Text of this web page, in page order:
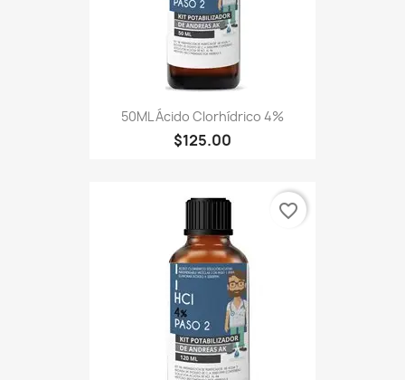
50ML Ácido Clorhídrico 4%
$125.00
favorite_border